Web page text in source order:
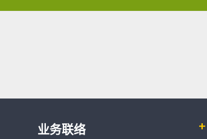
业务联络